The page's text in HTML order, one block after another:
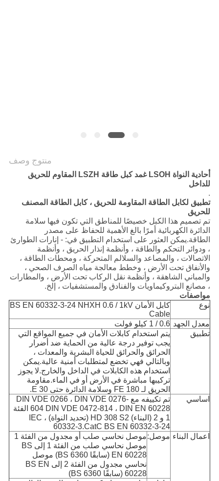
منتوج وصف
أحادية النواة LSOH غمد كبل طاقة LSZH المقاوم للحريق
للداخل
.
تطبيق لكابل الطاقة المقاومة للحريق ، كابل الطاقة المصنف
للحريق
تم تصميم هذا الكبل خصيصًا للمناطق التي تكون فيها سلامة
الدائرة الكهربائية أمرًا بالغ الأهمية للحفاظ على مصدر
الطاقة.يمكن العثور على استخدام التطبيق في: - إنارات الطوارئ
، ودوائر التحكم والطاقة ، وأنظمة إنذار الحريق ، وأنظمة
الاتصالات ، والمصاعد والسلالم المتحركة ، ومحطات الطاقة ،
والأنفاق تحت الأرض ، وخطط معالجة مياه الصرف الصحي ،
والمباني الشاهقة ، وأنظمة نقل الركاب تحت الأرض ، والمطارات
، مصانع البتروكيماويات والفنادق والمستشفيات ، إلخ.
مواصفات
نوع
كابل الأمان BS EN 60332-3-24 NHXH 0.6 / 1kV
Cable
معدل الجهد 0.6 / 1 كيلو فولت
تطبيق
يتم استخدام كابلات الأمان في جميع المواقع التي
يجب توفير درجة عالية من الحماية ضد أضرار
الحرائق والحرائق للحياة البشرية والمعدات ،
وبالتالي فهي تخضع لمتطلبات أمنية عالية.يمكن
استخدام هذه الكابلات في الداخل والخارج.لا يجوز
تركيبها مباشرة في الأرض أو في الماء.مقاومة
الحريق لـ FE 180 وسلامة الدائرة حتى E 30.
اساسي
تم تكييفه مع DIN VDE 0266 ، DIN VDE 0276-
604 DIN VDE 0472-814 ، DIN EN 60228 الفئة
1 و 2 (البناء) HD 308 S2 (تحديد النواة) ، IEC
60332-3.CatC BS EN 60332-3-24
اعمال البناء موصل:
موصل نحاسي صلب أو مجدول من الفئة 1
موصل نحاسي صلب من الفئة 1 إلى BS
EN 60228 (سابقًا BS 6360) موصل
نحاسي مجدول من الفئة 2 إلى BS EN
60228 (سابقًا BS 6360)